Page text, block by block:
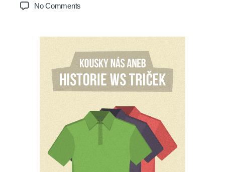
No Comments
aneb
historie
WS
triček